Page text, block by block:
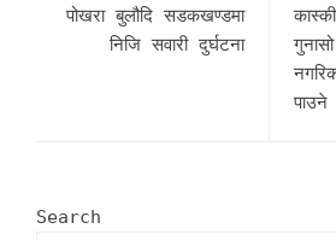
पोखरा बुलौदि सडकखण्डमा
निजि सवारी दुर्घटना
पाउने
Search